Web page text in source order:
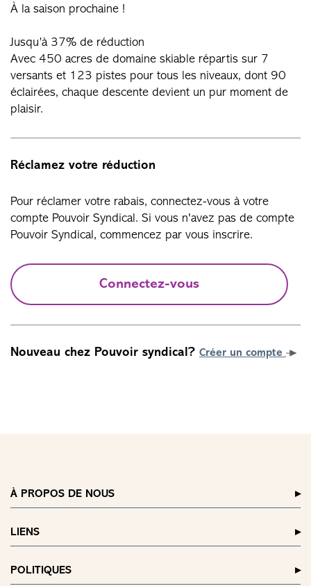
À la saison prochaine !
Jusqu’à 37% de réduction
Avec 450 acres de domaine skiable répartis sur 7
versants et 123 pistes pour tous les niveaux, dont 90
éclairées, chaque descente devient un pur moment de
plaisir.
Réclamez votre réduction
Pour réclamer votre rabais, connectez-vous à votre
compte Pouvoir Syndical. Si vous n'avez pas de compte
Pouvoir Syndical, commencez par vous inscrire.
Connectez-vous
Nouveau chez Pouvoir syndical? Créer un compte
À PROPOS DE NOUS
LIENS
POLITIQUES